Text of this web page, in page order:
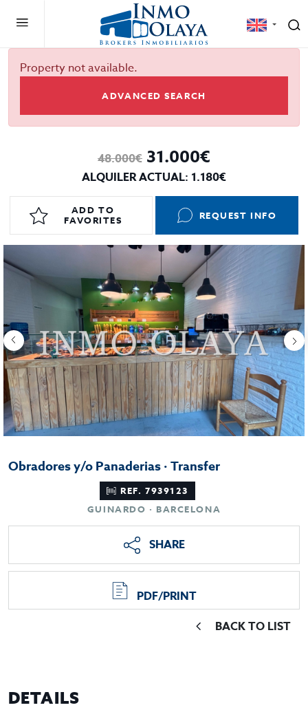
Property not available.
ADVANCED SEARCH
48.000€ 31.000€
ALQUILER ACTUAL: 1.180€
ADD TO
FAVORITES
REQUEST INFO
Obradores y/o Panaderias · Transfer
REF. 7939123
GUINARDO · BARCELONA
SHARE
PDF/PRINT
BACK TO LIST
DETAILS